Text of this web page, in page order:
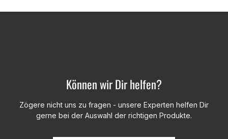
Können wir Dir helfen?
Zögere nicht uns zu fragen - unsere Experten helfen Dir
gerne bei der Auswahl der richtigen Produkte.